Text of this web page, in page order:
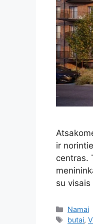
ir
centras.
su
Namai
Žymos
butai,